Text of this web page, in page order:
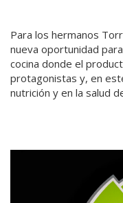
Para los hermanos
nueva oportunidad
cocina donde el
protagonistas y, en
nutrición y en la salud